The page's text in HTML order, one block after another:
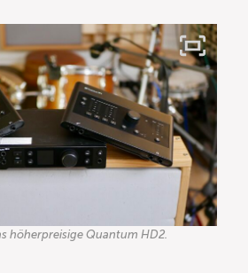
höherpreisige Quantum HD2.